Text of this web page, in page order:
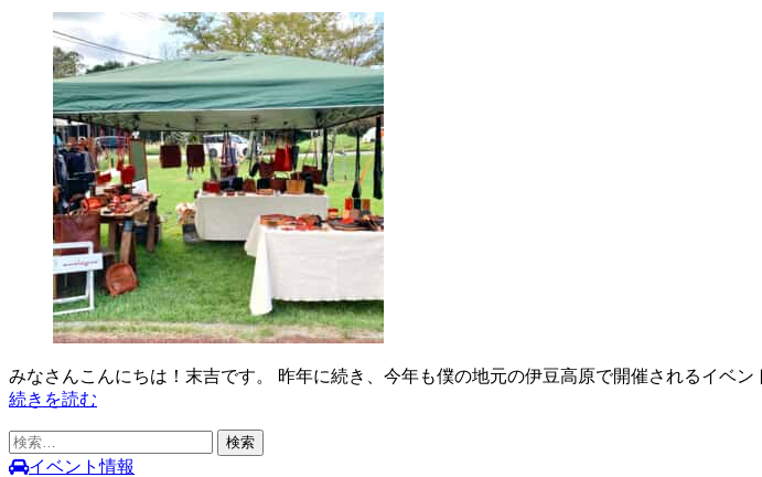
みなさんこんにちは！末吉です。 昨年に続き、今年も僕の地元の伊豆高原で開催されるイベ
続きを読む
検
索:イベント情報